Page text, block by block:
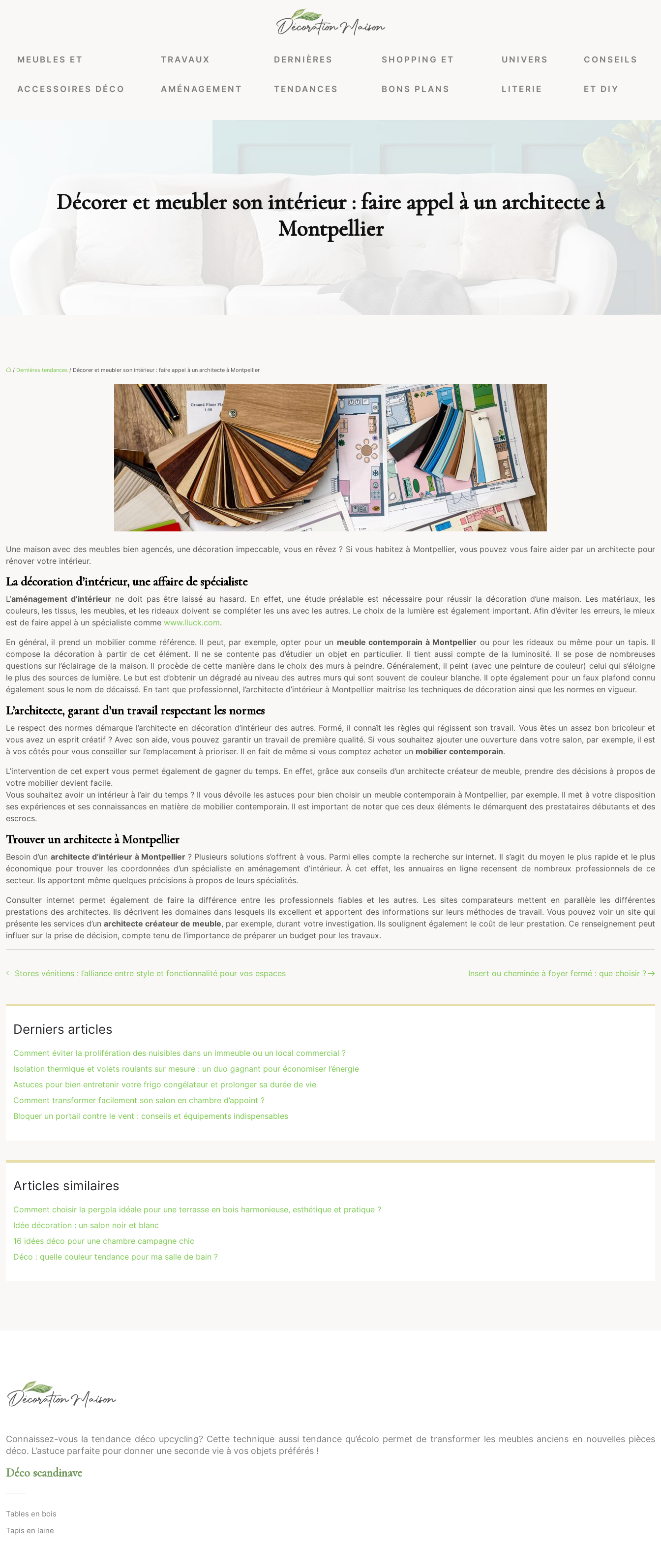
MEUBLES ET
ACCESSOIRES DÉCO
TRAVAUX
AMÉNAGEMENT
DERNIÈRES
TENDANCES
SHOPPING ET
BONS PLANS
UNIVERS
LITERIE
CONSEILS
ET DIY
Décorer et meubler son intérieur : faire appel à un architecte à
Montpellier
/ Dernières tendances / Décorer et meubler son intérieur : faire appel à un architecte à Montpellier
Une maison avec des meubles bien agencés, une décoration impeccable, vous en rêvez ? Si vous habitez à Montpellier, vous pouvez vous faire aider par un architecte pour
rénover votre intérieur.
La décoration d’intérieur, une affaire de spécialiste
L’aménagement d’intérieurne doit pas être laissé au hasard. En effet, une étude préalable est nécessaire pour réussir la décoration d’une maison. Les matériaux, les
couleurs, les tissus, les meubles, et les rideaux doivent se compléter les uns avec les autres. Le choix de la lumière est également important. Afin d’éviter les erreurs, le mieux
est de faire appel à un spécialiste comme www.lluck.com.
En général, il prend un mobilier comme référence. Il peut, par exemple, opter pour un meuble contemporain à Montpellier ou pour les rideaux ou même pour un tapis. Il
compose la décoration à partir de cet élément. Il ne se contente pas d’étudier un objet en particulier. Il tient aussi compte de la luminosité. Il se pose de nombreuses
questions sur l’éclairage de la maison. Il procède de cette manière dans le choix des murs à peindre. Généralement, il peint (avec une peinture de couleur) celui qui s’éloigne
le plus des sources de lumière. Le but est d’obtenir un dégradé au niveau des autres murs qui sont souvent de couleur blanche. Il opte également pour un faux plafond connu
également sous le nom de décaissé. En tant que professionnel, l’architecte d’intérieur à Montpellier maitrise les techniques de décoration ainsi que les normes en vigueur.
L’architecte, garant d’un travail respectant les normes
Le respect des normes démarque l’architecte en décoration d’intérieur des autres. Formé, il connaît les règles qui régissent son travail. Vous êtes un assez bon bricoleur et
vous avez un esprit créatif ? Avec son aide, vous pouvez garantir un travail de première qualité. Si vous souhaitez ajouter une ouverture dans votre salon, par exemple, il est
à vos côtés pour vous conseiller sur l’emplacement à prioriser. Il en fait de même si vous comptez acheter un mobilier contemporain.
L’intervention de cet expert vous permet également de gagner du temps. En effet, grâce aux conseils d’un architecte créateur de meuble, prendre des décisions à propos de
votre mobilier devient facile.
Vous souhaitez avoir un intérieur à l’air du temps ? Il vous dévoile les astuces pour bien choisir un meuble contemporain à Montpellier, par exemple. Il met à votre disposition
ses expériences et ses connaissances en matière de mobilier contemporain. Il est important de noter que ces deux éléments le démarquent des prestataires débutants et des
escrocs.
Trouver un architecte à Montpellier
Besoin d’un architecte d’intérieur à Montpellier ? Plusieurs solutions s’offrent à vous. Parmi elles compte la recherche sur internet. Il s’agit du moyen le plus rapide et le plus
économique pour trouver les coordonnées d’un spécialiste en aménagement d’intérieur. À cet effet, les annuaires en ligne recensent de nombreux professionnels de ce
secteur. Ils apportent même quelques précisions à propos de leurs spécialités.
Consulter internet permet également de faire la différence entre les professionnels fiables et les autres. Les sites comparateurs mettent en parallèle les différentes
prestations des architectes. Ils décrivent les domaines dans lesquels ils excellent et apportent des informations sur leurs méthodes de travail. Vous pouvez voir un site qui
présente les services d’unarchitecte créateur de meuble, par exemple, durant votre investigation. Ils soulignent également le coût de leur prestation. Ce renseignement peut
influer sur la prise de décision, compte tenu de l’importance de préparer un budget pour les travaux.
Stores vénitiens : l’alliance entre style et fonctionnalité pour vos espaces Insert ou cheminée à foyer fermé : que choisir ?
Derniers articles
Comment éviter la prolifération des nuisibles dans un immeuble ou un local commercial ?
Isolation thermique et volets roulants sur mesure : un duo gagnant pour économiser l’énergie
Astuces pour bien entretenir votre frigo congélateur et prolonger sa durée de vie
Comment transformer facilement son salon en chambre d’appoint ?
Bloquer un portail contre le vent : conseils et équipements indispensables
Articles similaires
Comment choisir la pergola idéale pour une terrasse en bois harmonieuse, esthétique et pratique ?
Idée décoration : un salon noir et blanc
16 idées déco pour une chambre campagne chic
Déco : quelle couleur tendance pour ma salle de bain ?
Connaissez-vous la tendance déco upcycling? Cette technique aussi tendance qu’écolo permet de transformer les meubles anciens en nouvelles pièces
déco. L’astuce parfaite pour donner une seconde vie à vos objets préférés !
Déco scandinave
Tables en bois
Tapis en laine